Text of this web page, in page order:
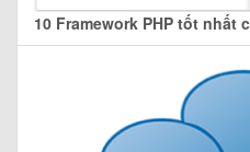
10 Framework PHP tốt nhất